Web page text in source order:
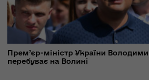
Прем’єр-міністр України
перебуває на Волині